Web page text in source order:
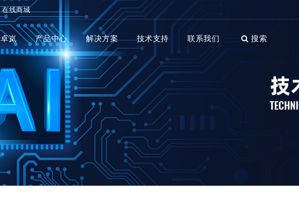
在线商城
岚 产品中心 解决方案 技术支持 联系我们 搜索